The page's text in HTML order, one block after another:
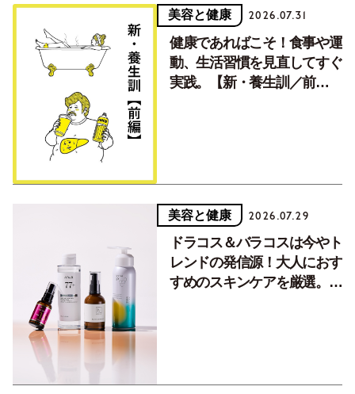
美容と健康 2026.07.31
健康であればこそ！食事や運
動、生活習慣を見直してすぐ
実践。【新・養生訓／前
美容と健康 2026.07.29
ドラコス＆バラコスは今やト
レンドの発信源！大人におす
すめのスキンケアを厳選。